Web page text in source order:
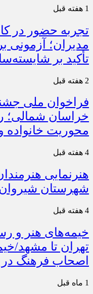
1 هفته قبل
تجربه حضور در
مدیران؛ آزمونی
تأکید بر
2 هفته قبل
فراخوان ملی
خراسان شمالی؛
محوریت
4 هفته قبل
هنرنمایی
شهرستان
4 هفته قبل
خیمه‌های هنر و
تهران تا مشهد/
اصحاب فرهنگ در
1 ماه قبل